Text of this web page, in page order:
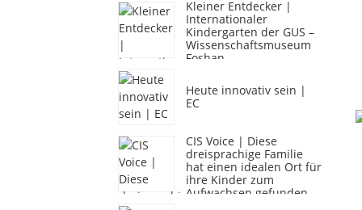
Kleiner Entdecker |
Internationaler
Kindergarten der GUS –
Wissenschaftsmuseum
Foshan
Heute innovativ sein |
EC
CIS Voice | Diese
dreisprachige Familie
hat einen idealen Ort für
ihre Kinder zum
Aufwachsen gefunden.